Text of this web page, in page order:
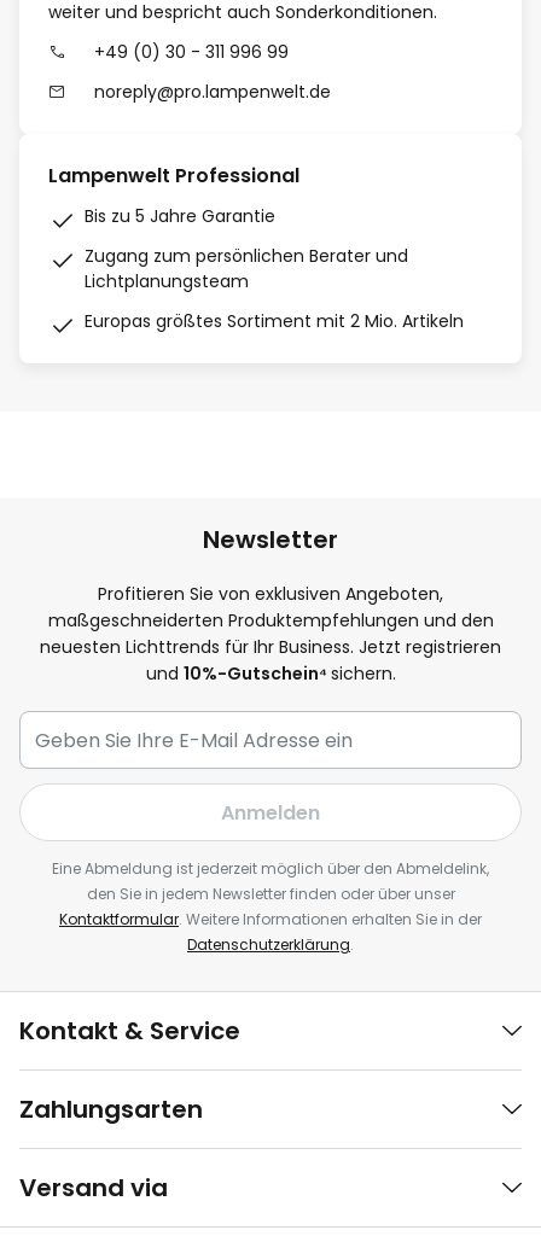
weiter und bespricht auch Sonderkonditionen.
+49 (0) 30 - 311 996 99
noreply@pro.lampenwelt.de
Lampenwelt Professional
Bis zu 5 Jahre Garantie
Zugang zum persönlichen Berater und
Lichtplanungsteam
Europas größtes Sortiment mit 2 Mio. Artikeln
Newsletter
Profitieren Sie von exklusiven Angeboten,
maßgeschneiderten Produktempfehlungen und den
neuesten Lichttrends für Ihr Business. Jetzt registrieren
und 10%-Gutschein⁴ sichern.
Anmelden
Eine Abmeldung ist jederzeit möglich über den Abmeldelink,
den Sie in jedem Newsletter finden oder über unser
Kontaktformular. Weitere Informationen erhalten Sie in der
Datenschutzerklärung.
Kontakt & Service
Zahlungsarten
Versand via